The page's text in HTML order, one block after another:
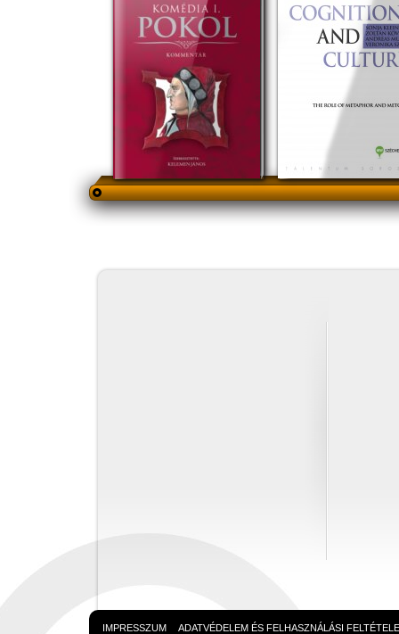
IMPRESSZUM ADATVÉDELEM ÉS FELHASZNÁLÁSI